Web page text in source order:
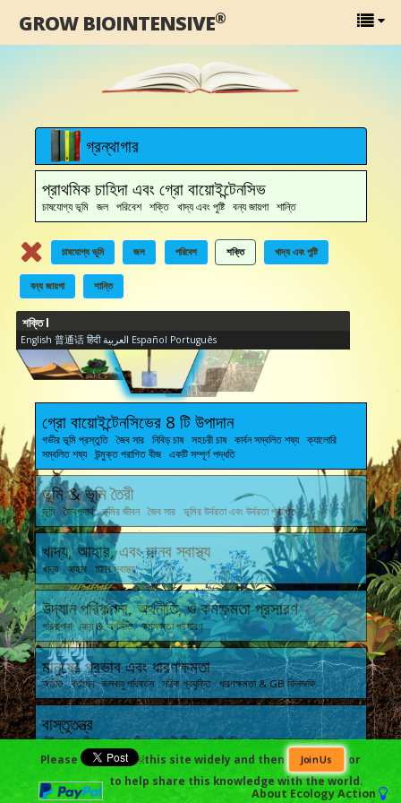
GROW BIOINTENSIVE®
গ্রন্থাগার
প্রাথমিক চাহিদা এবং গ্রো বায়োইন্টেনসিভ
চাষযোগ্য ভূমি জল পরিবেশ শক্তি খাদ্য এবং পুষ্টি বন্য জায়গা শান্তি
চাষযোগ্য ভূমি জল পরিবেশ শক্তি খাদ্য এবং পুষ্টি
বন্য জায়গা শান্তি
শক্তি I
English 普通话 हिंदी العربية Español Português
গ্রো বায়োইন্টেনসিভের 8 টি উপাদান
গভীর ভূমি প্রস্তুতি জৈব সার নিবিড় চাষ সহচরী চাষ কার্বন সম্বলিত শষ্য ক্যালোরি
সম্বলিত শষ্য উন্মুক্ত পরাগিত বীজ একটি সম্পূর্ণ পদ্ধতি
ভূমি & ভূমি তৈরী
ভূমি জৈবপদার্থ ভূমির জীবন জৈব সার ভূমির উর্বরতা এবং উর্বরতা প্রাপ্তি
খাদ্য, আহার, এবং মানব স্বাস্থ্য
খাদ্য আহার মানব স্বাস্থ্য
উদ্যান পরিকল্পনা, অর্থনীতি, ও কর্মক্ষমতা প্রসারণ
পরিকল্পনা আয় & অর্থনীতি কর্মক্ষমতা প্রসারণ
মানুষের প্রভাব এবং ধারণক্ষমতা
অতীত বর্তমান জলবায়ু পরিবর্তন সঠিক প্রযুক্তি ধারণক্ষমতা & GB ফিলজফি
বাস্তুতন্ত্র
কীটপতঙ্গের জীবন রোগের জীবন প্রাণী জীবন প্রাণী বৃদ্ধি সমগ্র বাস্তুতন্ত্রের স্বাস্থ্য
Please ￼this site widely and then Join Us
or
to help share this knowledge with the world.
About Ecology Action